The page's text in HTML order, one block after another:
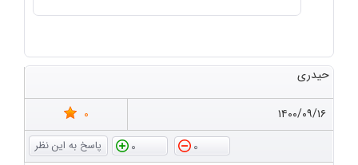
حیدری
۱۴۰۰/۰۹/۱۶
0
0
0